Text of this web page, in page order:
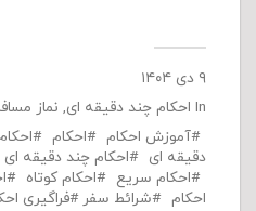
۹ دی ۱۴۰۴
In احکام چند دقیقه ای, نماز
آموزش احکام
احکام
دقیقه ای
احکام چند دقیقه ای
احکام سریع
احکام کوتاه
احکام
شرائط سفر فراگیری